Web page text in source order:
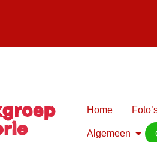
Home
Algemeen